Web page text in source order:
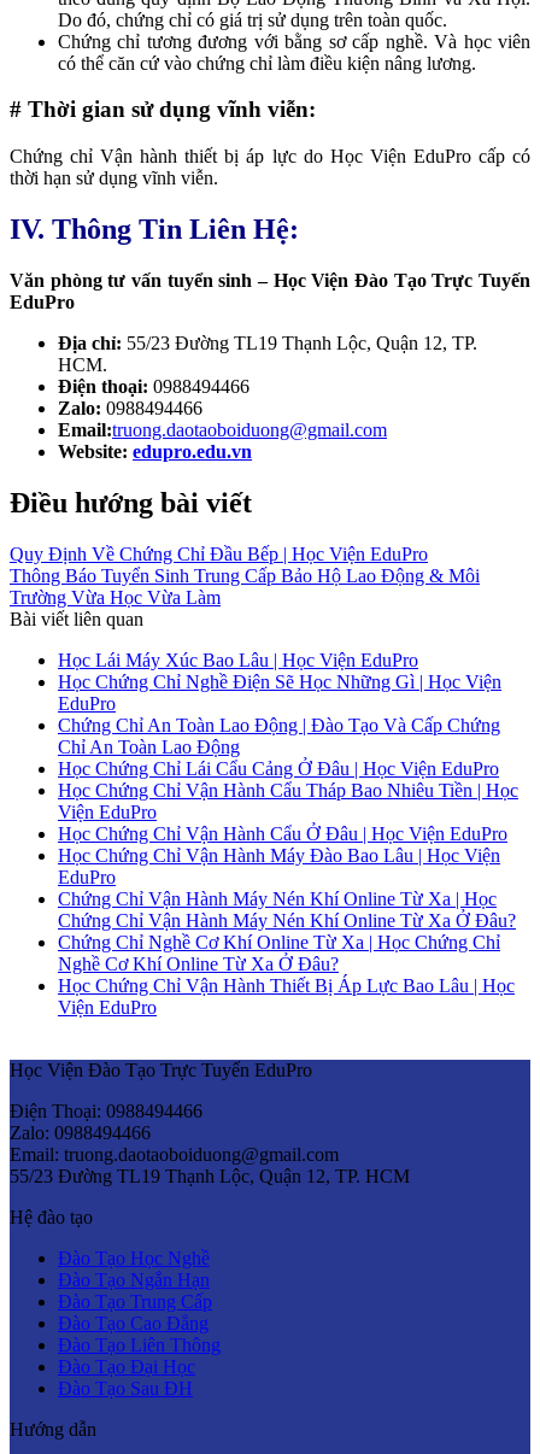
Do đó, chứng chỉ có giá trị sử dụng trên toàn quốc.
Chứng chỉ tương đương với bằng sơ cấp nghề. Và học viên
có thể căn cứ vào chứng chỉ làm điều kiện nâng lương.
# Thời gian sử dụng vĩnh viễn:
Chứng chỉ Vận hành thiết bị áp lực do Học Viện EduPro cấp có
thời hạn sử dụng vĩnh viễn.
IV. Thông Tin Liên Hệ:
Văn phòng tư vấn tuyển sinh – Học Viện Đào Tạo Trực Tuyến
EduPro
Địa chỉ: 55/23 Đường TL19 Thạnh Lộc, Quận 12, TP.
HCM.
Điện thoại: 0988494466
Zalo: 0988494466
Email:truong.daotaoboiduong@gmail.com
Website: edupro.edu.vn
Điều hướng bài viết
Quy Định Về Chứng Chỉ Đầu Bếp | Học Viện EduPro
Thông Báo Tuyển Sinh Trung Cấp Bảo Hộ Lao Động & Môi
Trường Vừa Học Vừa Làm
Bài viết liên quan
Học Lái Máy Xúc Bao Lâu | Học Viện EduPro
Học Chứng Chỉ Nghề Điện Sẽ Học Những Gì | Học Viện
EduPro
Chứng Chỉ An Toàn Lao Động | Đào Tạo Và Cấp Chứng
Chỉ An Toàn Lao Động
Học Chứng Chỉ Lái Cẩu Cảng Ở Đâu | Học Viện EduPro
Học Chứng Chỉ Vận Hành Cẩu Tháp Bao Nhiêu Tiền | Học
Viện EduPro
Học Chứng Chỉ Vận Hành Cẩu Ở Đâu | Học Viện EduPro
Học Chứng Chỉ Vận Hành Máy Đào Bao Lâu | Học Viện
EduPro
Chứng Chỉ Vận Hành Máy Nén Khí Online Từ Xa | Học
Chứng Chỉ Vận Hành Máy Nén Khí Online Từ Xa Ở Đâu?
Chứng Chỉ Nghề Cơ Khí Online Từ Xa | Học Chứng Chỉ
Nghề Cơ Khí Online Từ Xa Ở Đâu?
Học Chứng Chỉ Vận Hành Thiết Bị Áp Lực Bao Lâu | Học
Viện EduPro
Học Viện Đào Tạo Trực Tuyến EduPro
Điện Thoại: 0988494466
Zalo: 0988494466
Email: truong.daotaoboiduong@gmail.com
55/23 Đường TL19 Thạnh Lộc, Quận 12, TP. HCM
Hệ đào tạo
Đào Tạo Học Nghề
Đào Tạo Ngắn Hạn
Đào Tạo Trung Cấp
Đào Tạo Cao Đẳng
Đào Tạo Liên Thông
Đào Tạo Đại Học
Đào Tạo Sau ĐH
Hướng dẫn